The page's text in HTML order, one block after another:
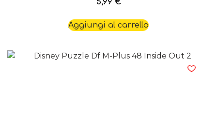
5,99 €
Aggiungi al carrello